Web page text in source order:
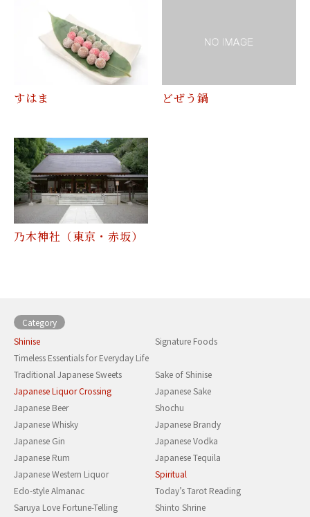
すはま どぜう鍋
乃木神社（東京・赤坂）
Category
Shinise
Signature Foods
Timeless Essentials for Everyday Life
Traditional Japanese Sweets
Sake of Shinise
Japanese Liquor Crossing
Japanese Sake
Japanese Beer
Shochu
Japanese Whisky
Japanese Brandy
Japanese Gin
Japanese Vodka
Japanese Rum
Japanese Tequila
Japanese Western Liquor
Spiritual
Edo-style Almanac
Today’s Tarot Reading
Saruya Love Fortune-Telling
Shinto Shrine